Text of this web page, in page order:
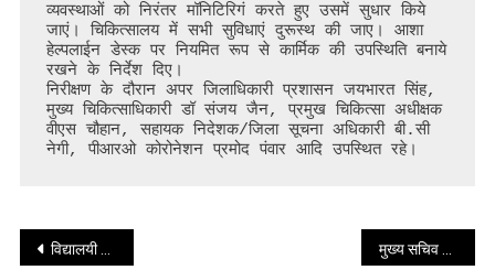
व्यवस्थाओं को निरंतर मॉनिटिरिगं करते हुए उसमें सुधार किये
जाएं। चिकित्सालय में सभी सुविधाएं दुरूस्थ की जाए। आशा
हेल्पलाईन डेस्क पर नियमित रूप से कार्मिक की उपस्थिति बनाये
रखने के निर्देश दिए।
निरीक्षण के दौरान अपर जिलाधिकारी प्रशासन जयभारत सिंह,
मुख्य चिकित्साधिकारी डॉ संजय जैन, प्रमुख चिकित्सा अधीक्षक
वीएस चौहान, सहायक निदेशक/जिला सूचना अधिकारी बी.सी
नेगी, पीआरओ कोरोनेशन प्रमोद पंवार आदि उपस्थित रहे।
Post
विद्यालयी शिक्षा की गुणवत्ता में सुधार के लिए महत्वपूर्ण योगदान देने वाले शिक्षक वास्तव सम्मान के अधिकारी हैं – राज्यपाल